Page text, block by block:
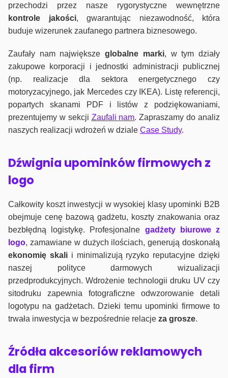
przechodzi przez nasze rygorystyczne wewnętrzne
kontrole jakości, gwarantując niezawodność, która
buduje wizerunek zaufanego partnera biznesowego.
Zaufały nam największeglobalne marki, w tym działy
zakupowe korporacji i jednostki administracji publicznej
(np. realizacje dla sektora energetycznego czy
motoryzacyjnego, jak Mercedes czy IKEA). Listę referencji,
popartych skanami PDF i listów z podziękowaniami,
prezentujemy w sekcji Zaufali nam. Zapraszamy do analiz
naszych realizacji wdrożeń w dziale Case Study.
Dźwignia upominków firmowych z
logo
Całkowity koszt inwestycji w wysokiej klasy upominki B2B
obejmuje cenę bazową gadżetu, koszty znakowania oraz
bezbłędną logistykę. Profesjonalne gadżety biurowe z
logo, zamawiane w dużych ilościach, generują doskonałą
ekonomię skalii minimalizują ryzyko reputacyjne dzięki
naszej polityce darmowych wizualizacji
przedprodukcyjnych. Wdrożenie technologii druku UV czy
sitodruku zapewnia fotograficzne odwzorowanie detali
logotypu na gadżetach. Dzieki temu upominki firmowe to
trwała inwestycja w bezpośrednie relacje za grosze.
Źródła akcesoriów reklamowych
dla firm